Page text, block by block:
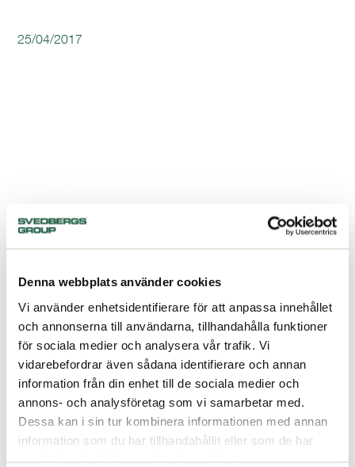
Denna webbplats använder cookies
Vi använder enhetsidentifierare för att anpassa innehållet
och annonserna till användarna, tillhandahålla funktioner
för sociala medier och analysera vår trafik. Vi
vidarebefordrar även sådana identifierare och annan
information från din enhet till de sociala medier och
annons- och analysföretag som vi samarbetar med.
Dessa kan i sin tur kombinera informationen med annan
information som du har tillhandahållit eller som de har
samlat in när du har använt deras tjänster.
25/04/2017